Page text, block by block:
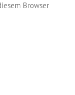
Browser